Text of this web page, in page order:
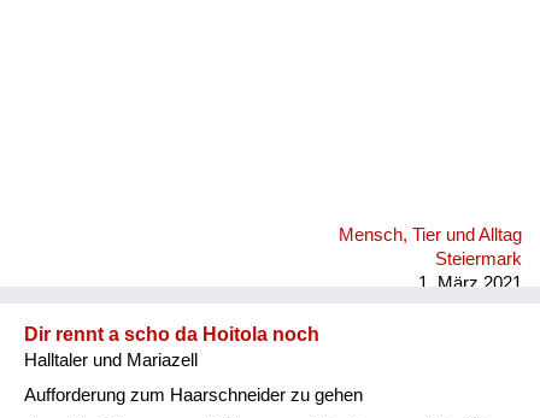
Mensch, Tier und Alltag
Steiermark
1. März 2021
Dir rennt a scho da Hoitola noch
Halltaler und Mariazell
Aufforderung zum Haarschneider zu gehen